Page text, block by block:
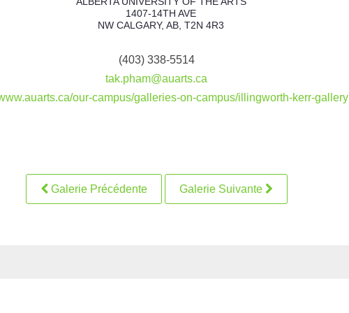
1407-14TH AVE
NW CALGARY, AB, T2N 4R3
(403) 338-5514
tak.pham@auarts.ca
our-campus/galleries-on-campus/illingworth-kerr-gallery
Galerie Précédente Galerie Suivante